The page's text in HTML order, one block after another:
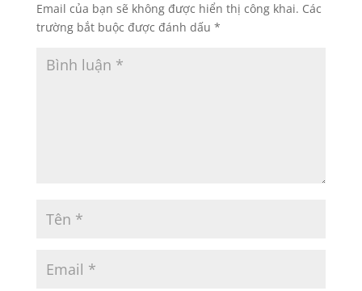
Email của bạn sẽ không được hiển thị công khai. Các
trường bắt buộc được đánh dấu *